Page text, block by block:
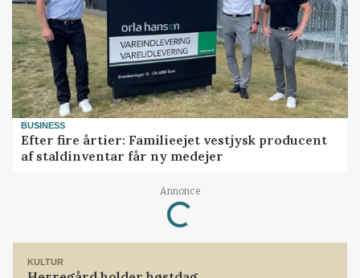
BUSINESS
Efter fire årtier: Familieejet vestjysk producent
af staldinventar får ny medejer
Annonce
Loading...
KULTUR